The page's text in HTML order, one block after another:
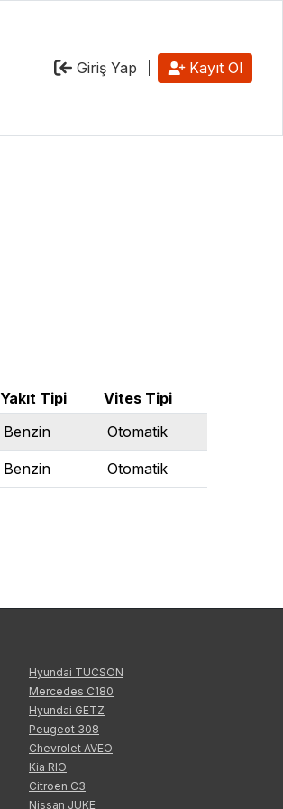
Giriş Yap Kayıt Ol
Yakıt Tipi
Vites Tipi
Benzin Otomatik
Benzin Otomatik
Hyundai TUCSON
Mercedes C180
Hyundai GETZ
Peugeot 308
Chevrolet AVEO
Kia RIO
Citroen C3
Nissan JUKE